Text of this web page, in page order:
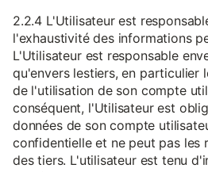
2.2.4 L'Utilisateur est
l'exhaustivité des informations
L'Utilisateur est responsable
qu'envers lestiers, en particulier
de l'utilisation de son compte
conséquent, l'Utilisateur est
données de son compte
confidentielle et ne peut pas les
des tiers. L'utilisateur est tenu